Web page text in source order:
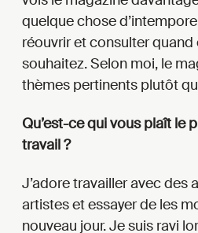
quelque chose
réouvrir et consulter quand
souhaitez. Selon moi, le
thèmes pertinents plutôt
Qu’est-ce qui vous plaît le
travail ?
J’adore travailler avec des
artistes et essayer de les
nouveau jour. Je suis ravi